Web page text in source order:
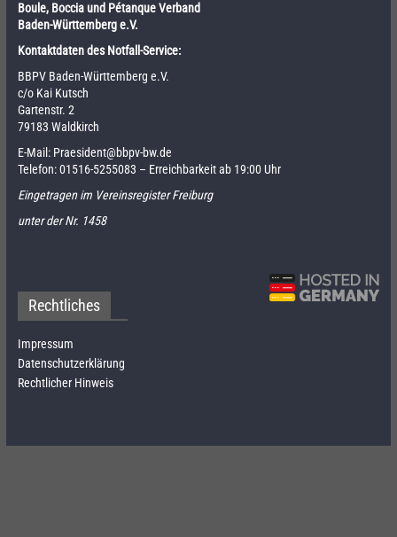
Boule, Boccia und Pétanque Verband
Baden-Württemberg e.V.
Kontaktdaten des Notfall-Service:
BBPV Baden-Württemberg e.V.
c/o Kai Kutsch
Gartenstr. 2
79183 Waldkirch
E-Mail: Praesident@bbpv-bw.de
Telefon:01516-5255083 – Erreichbarkeit ab 19:00 Uhr
Eingetragen im Vereinsregister Freiburg
unter der Nr. 1458
Rechtliches
Impressum
Datenschutzerklärung
Rechtlicher Hinweis